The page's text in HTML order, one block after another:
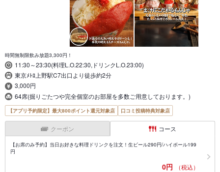
時間無制限飲み放題3,300円！
11:30～23:30(料理L.O.22:30,ドリンクL.O.23:00)
東京ﾒﾄﾛ上野駅C7出口より徒歩約2分
3,000円
64席(掘りごたつや完全個室のお部屋を多数ご用意しております。)
【アプリ予約限定】最大800ポイント還元対象店 口コミ投稿特典対象店
クーポン コース
【お席のみ予約】当日お好きな料理ドリンクを注文！生ビール290円/ハイボール199
円
0円 （税込）